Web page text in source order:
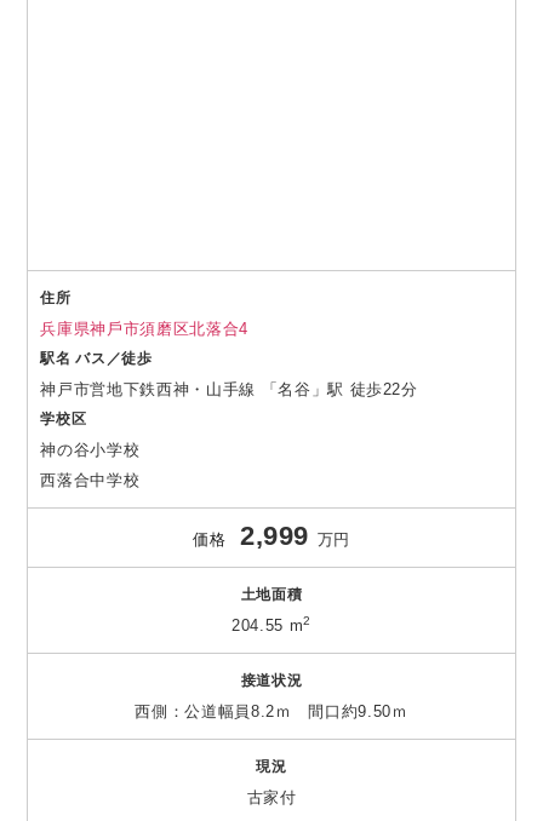
住所
兵庫県神⼾市須磨区北落合4
駅名 バス／徒歩
神戸市営地下鉄西神・山手線 「名谷」駅 徒歩22分
学校区
神の谷小学校
西落合中学校
価格 2,999 万円
土地面積
204.55 m2
接道状況
西側：公道幅員8.2ｍ 間口約9.50ｍ
現況
古家付